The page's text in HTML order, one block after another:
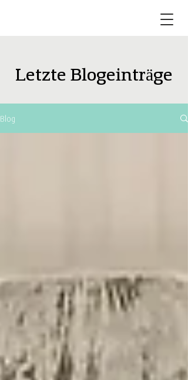
Letzte Blogeinträge
Blog